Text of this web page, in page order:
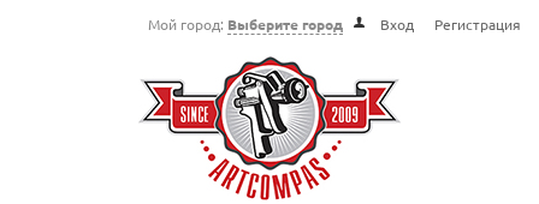
Мой город: Выберите город Вход Регистрация